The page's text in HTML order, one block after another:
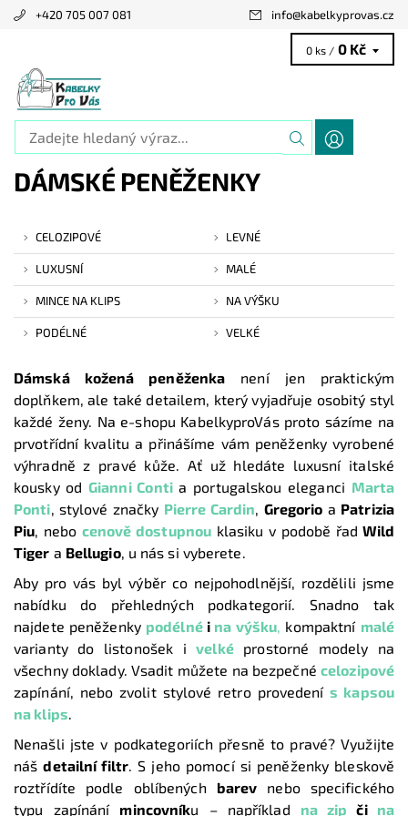
+420 705 007 081 info@kabelkyprovas.cz
0 ks / 0 Kč
DÁMSKÉ PENĚŽENKY
CELOZIPOVÉ LEVNÉ
LUXUSNÍ MALÉ
MINCE NA KLIPS NA VÝŠKU
PODÉLNÉ VELKÉ
Dámská kožená peněženka není jen praktickým
doplňkem, ale také detailem, který vyjadřuje osobitý styl
každé ženy. Na e-shopu KabelkyproVás proto sázíme na
prvotřídní kvalitu a přinášíme vám peněženky vyrobené
výhradně z pravé kůže. Ať už hledáte luxusní italské
kousky odGianni Contia portugalskou eleganci Marta
Ponti, stylové značky Pierre Cardin, Gregorio a Patrizia
Piu, nebo cenově dostupnou klasiku v podobě řad Wild
Tiger a Bellugio, u nás si vyberete.
Aby pro vás byl výběr co nejpohodlnější, rozdělili jsme
nabídku do přehledných podkategorií. Snadno tak
najdete peněženky podélnéi na výšku, kompaktní malé
varianty do listonošek ivelképrostorné modely na
všechny doklady. Vsadit můžete na bezpečné celozipové
zapínání, nebo zvolit stylové retro provedenís kapsou
na klips.
Nenašli jste v podkategoriích přesně to pravé? Využijte
nášdetailní filtr. S jeho pomocí si peněženky bleskově
roztřídíte podle oblíbených barev nebo specifického
typu zapínání mincovníku – například na zip či na